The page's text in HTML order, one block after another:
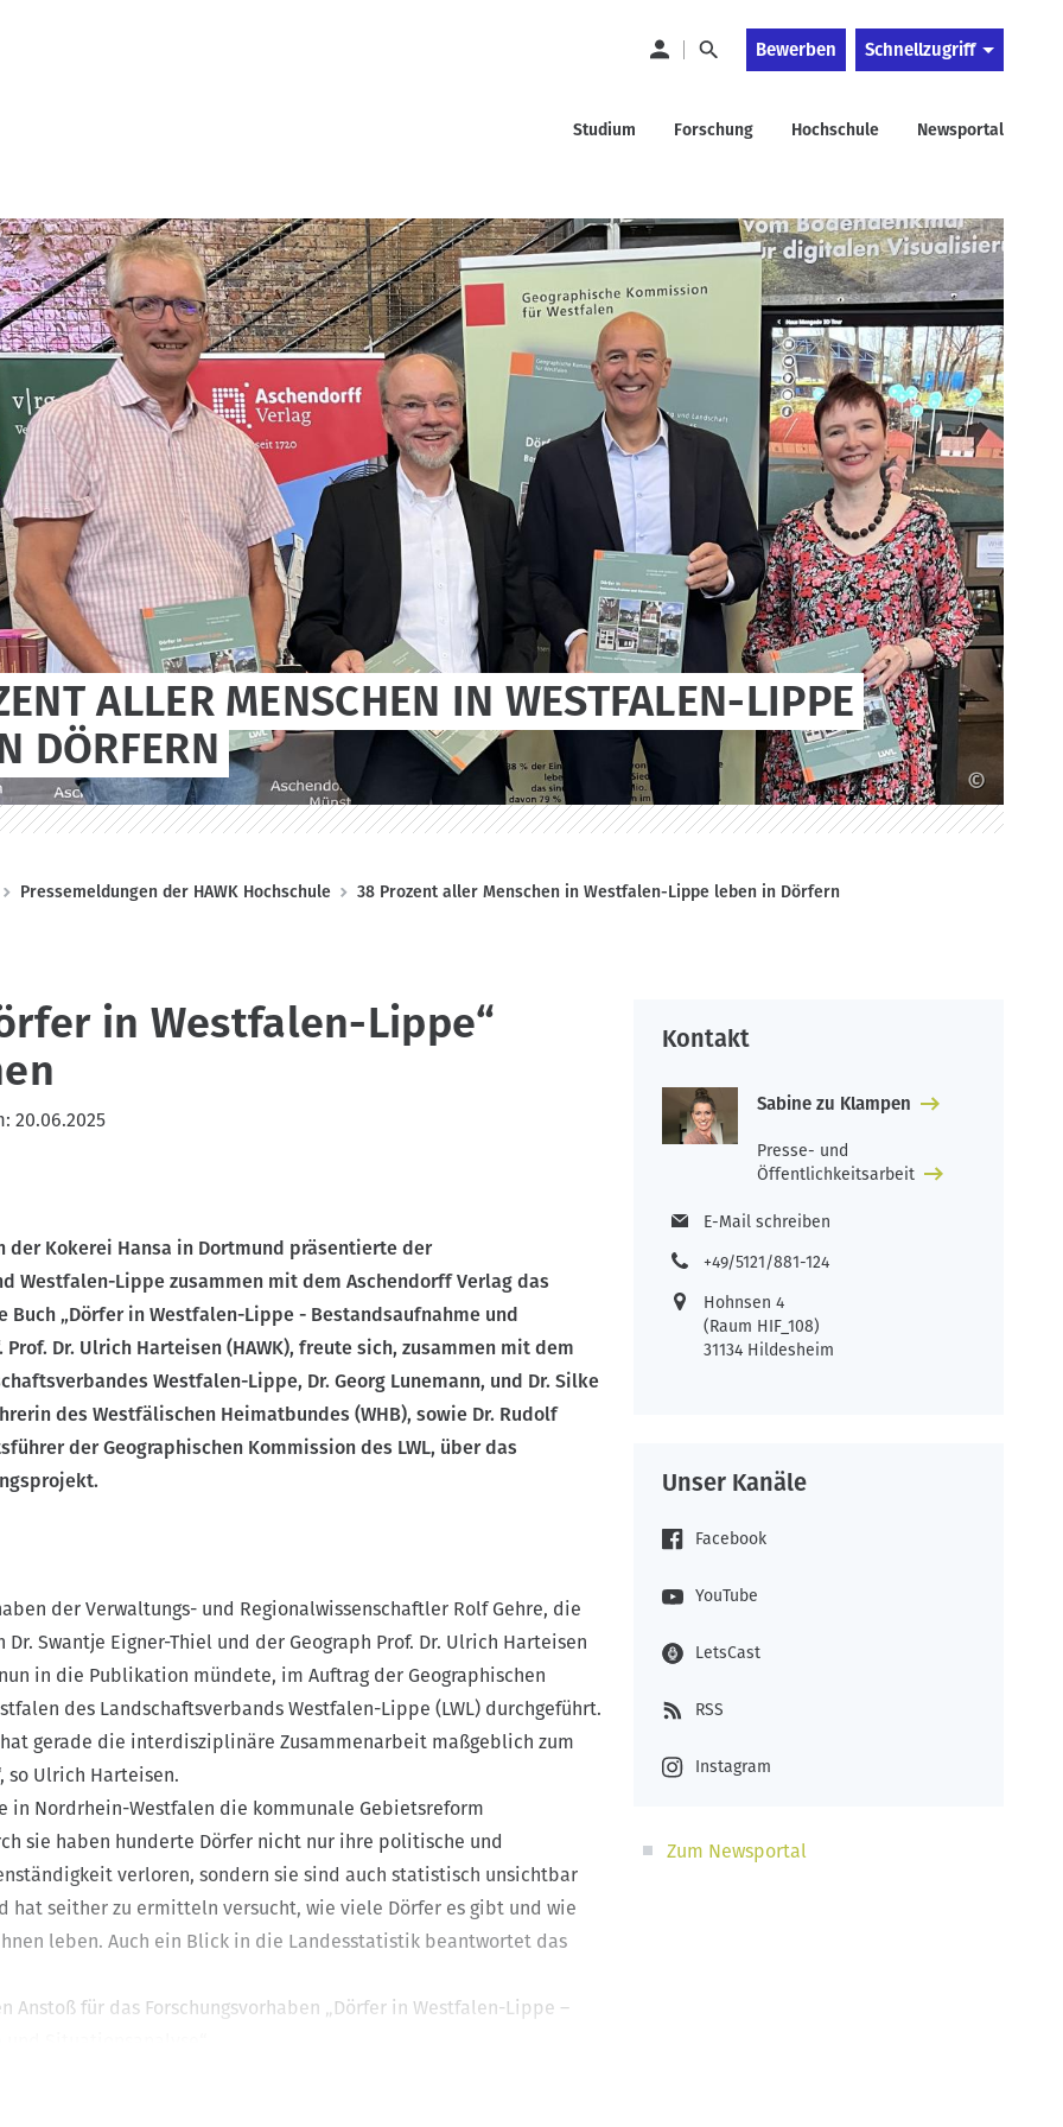
Bewerben Schnellzugriff
Studium Forschung Hochschule Newsportal
©
ALLER MENSCHEN IN WESTFALEN-LIPPE
DÖRFERN
Pressemeldungen der HAWK Hochschule 38 Prozent aller Menschen in Westfalen-Lippe leben in Dörfern
in Westfalen-Lippe“
20.06.2025
der Kokerei Hansa in Dortmund präsentierte der
Westfalen-Lippe zusammen mit dem Aschendorff Verlag das
Buch „Dörfer in Westfalen-Lippe - Bestandsaufnahme und
Prof. Dr. Ulrich Harteisen (HAWK), freute sich, zusammen mit dem
Westfalen-Lippe, Dr. Georg Lunemann, und Dr. Silke
des Westfälischen Heimatbundes (WHB), sowie Dr. Rudolf
der Geographischen Kommission des LWL, über das
der Verwaltungs- und Regionalwissenschaftler Rolf Gehre, die
Swantje Eigner-Thiel und der Geograph Prof. Dr. Ulrich Harteisen
in die Publikation mündete, im Auftrag der Geographischen
des Landschaftsverbands Westfalen-Lippe (LWL) durchgeführt.
gerade die interdisziplinäre Zusammenarbeit maßgeblich zum
so Ulrich Harteisen.
in Nordrhein-Westfalen die kommunale Gebietsreform
sie haben hunderte Dörfer nicht nur ihre politische und
verloren, sondern sie sind auch statistisch unsichtbar
hat seither zu ermitteln versucht, wie viele Dörfer es gibt und wie
leben. Auch ein Blick in die Landesstatistik beantwortet das
Anstoß für das Forschungsvorhaben „Dörfer in Westfalen-Lippe –
Kontakt
Sabine zu Klampen
Presse- und
Öffentlichkeitsarbeit
E-Mail schreiben
+49/5121/881-124
Hohnsen 4
(Raum HIF_108)
31134 Hildesheim
Unser Kanäle
Facebook
YouTube
LetsCast
RSS
Instagram
Zum Newsportal